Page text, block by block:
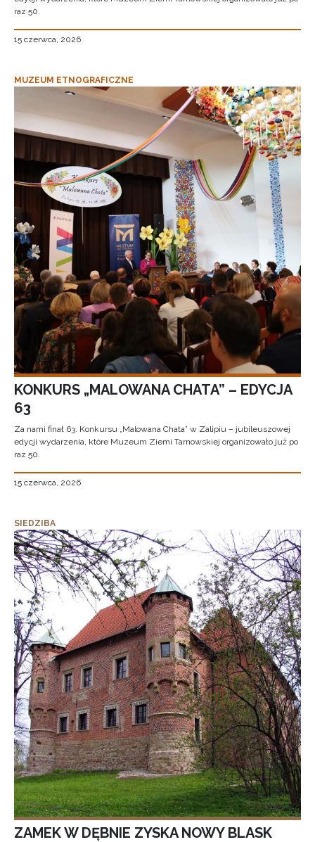
raz 50.
15 czerwca, 2026
MUZEUM ETNOGRAFICZNE
KONKURS „MALOWANA CHATA” – EDYCJA
63
Za nami finał 63. Konkursu „Malowana Chata” w Zalipiu – jubileuszowej
edycji wydarzenia, które Muzeum Ziemi Tarnowskiej organizowało już po
raz 50.
15 czerwca, 2026
SIEDZIBA
ZAMEK W DĘBNIE ZYSKA NOWY BLASK